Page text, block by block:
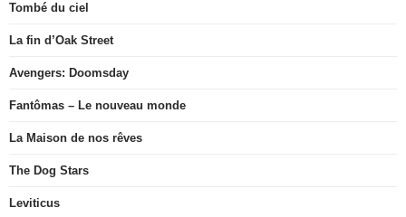
Tombé du ciel
La fin d’Oak Street
Avengers: Doomsday
Fantômas – Le nouveau monde
La Maison de nos rêves
The Dog Stars
Leviticus